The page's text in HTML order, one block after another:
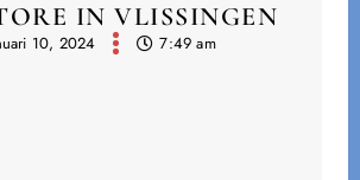
IN VLISSINGEN
10, 2024 7:49 am